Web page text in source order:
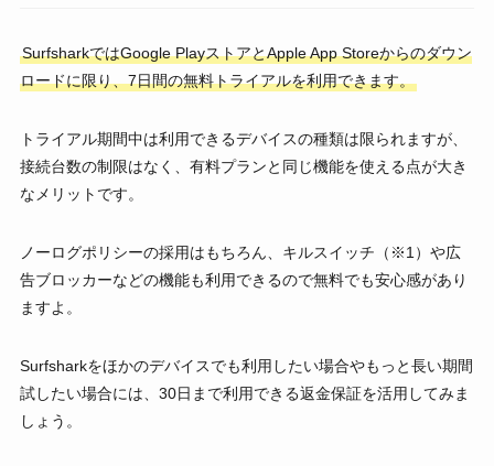
SurfsharkではGoogle PlayストアとApple App Storeからのダウン
ロードに限り、7日間の無料トライアルを利用できます。
トライアル期間中は利用できるデバイスの種類は限られますが、
接続台数の制限はなく、有料プランと同じ機能を使える点が大き
なメリットです。
ノーログポリシーの採用はもちろん、キルスイッチ（※1）や広
告ブロッカーなどの機能も利用できるので無料でも安心感があり
ますよ。
Surfsharkをほかのデバイスでも利用したい場合やもっと長い期間
試したい場合には、30日まで利用できる返金保証を活用してみま
しょう。